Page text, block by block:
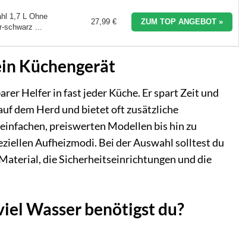
1,7 L Ohne
...
27,99 € ZUM TOP ANGEBOT »
Küchengerät
Helfer in fast jeder Küche. Er spart Zeit und
dem Herd und bietet oft zusätzliche
preiswerten Modellen bis hin zu
Aufheizmodi. Bei der Auswahl solltest du
die Sicherheitseinrichtungen und die
Wasser benötigst du?